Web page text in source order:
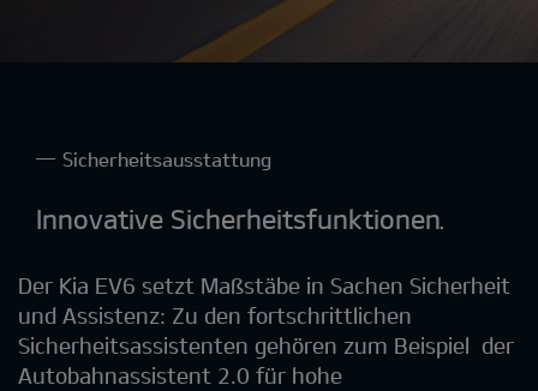
Sicherheitsausstattung
Innovative Sicherheitsfunktionen.
Der Kia EV6 setzt Maßstäbe in Sachen Sicherheit
und Assistenz: Zu den fortschrittlichen
Sicherheitsassistenten gehören zum Beispiel ​ der
Autobahnassistent 2.0 für hohe